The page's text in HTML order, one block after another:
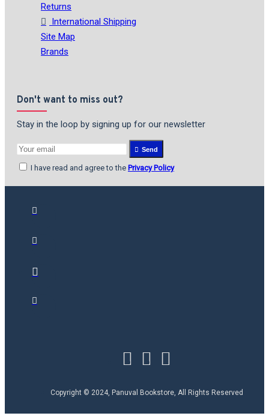
Returns
International Shipping
Site Map
Brands
Don't want to miss out?
Stay in the loop by signing up for our newsletter
Send
I have read and agree to the Privacy Policy
Copyright © 2024, Panuval Bookstore, All Rights Reserved